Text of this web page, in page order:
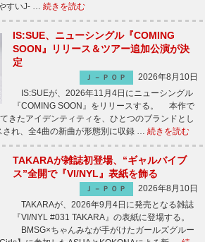
すいJ- … 続きを読む
IS:SUE、ニューシングル『COMING
SOON』リリース＆ツアー追加公演が決
定
Ｊ－ＰＯＰ
2026年8月10日
IS:SUEが、2026年11月4日にニューシングル
『COMING SOON』をリリースする。 本作で
きたアイデンティティを、ひとつのブランドとし
され、全4曲の新曲が形態別に収録 … 続きを読む
TAKARAが雑誌初登場、“ギャルバイブ
ス”全開で『VI/NYL』表紙を飾る
Ｊ－ＰＯＰ
2026年8月10日
TAKARAが、2026年9月4日に発売となる雑誌
『VI/NYL #031 TAKARA』の表紙に登場する。
BMSG×ちゃんみなが手がけたガールズグルー